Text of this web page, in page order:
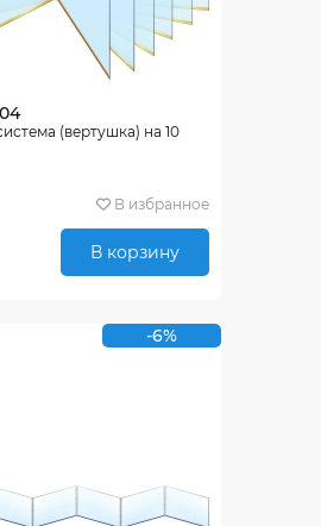
(вертушка) на 10
В избранное
В корзину
-6%